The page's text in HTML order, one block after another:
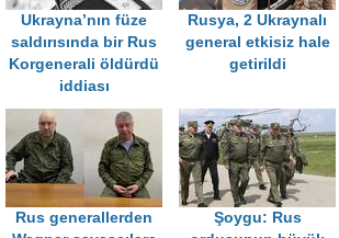
Ukrayna’nın füze
saldırısında bir Rus
Korgenerali öldürdü
iddiası
Rusya, 2 Ukraynalı
general etkisiz hale
getirildi
Rus generallerden
Şoygu: Rus